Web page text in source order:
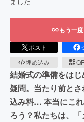
もう一
ポスト
埋め込み
結婚式の準備をは
疑問。当たり前と
込み料… ​​本当にこ
ろう？​​​​私たちは、